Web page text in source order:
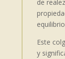
de
Este
y